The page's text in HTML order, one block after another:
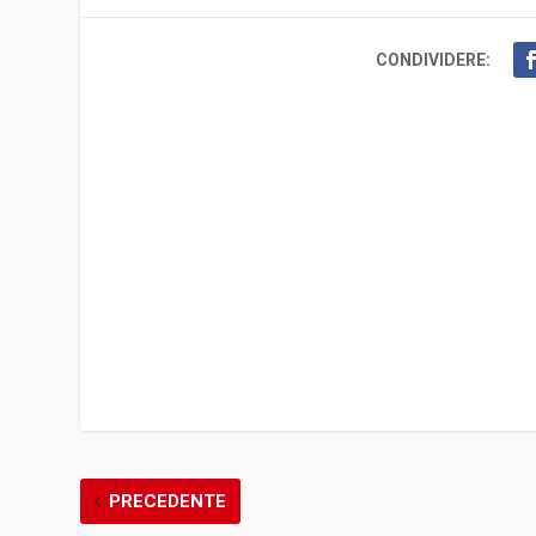
CONDIVIDERE:
PRECEDENTE